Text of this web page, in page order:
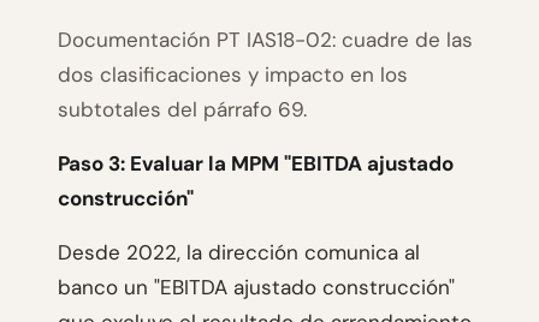
Documentación PT IAS18-02: cuadre de las
dos clasificaciones y impacto en los
subtotales del párrafo 69.
Paso 3: Evaluar la MPM "EBITDA ajustado
construcción"
Desde 2022, la dirección comunica al
banco un "EBITDA ajustado construcción"